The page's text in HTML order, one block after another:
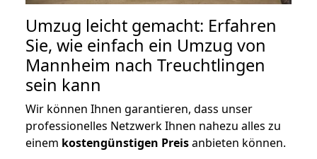
Umzug leicht gemacht: Erfahren
Sie, wie einfach ein Umzug von
Mannheim nach Treuchtlingen
sein kann
Wir können Ihnen garantieren, dass unser
professionelles Netzwerk Ihnen nahezu alles zu
einem kostengünstigen Preisanbieten können.